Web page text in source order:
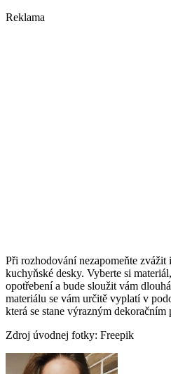
Reklama
Při rozhodování nezapomeňte
kuchyňské desky. Vyberte si
opotřebení a bude sloužit vám
materiálu se vám určitě vyplatí v
která se stane výrazným
Zdroj úvodnej fotky: Freepik